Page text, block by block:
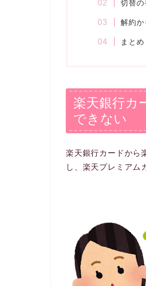
切替の
解約
まとめ
楽天銀行カ
できない
楽天銀行カードから
し、楽天プレミアム